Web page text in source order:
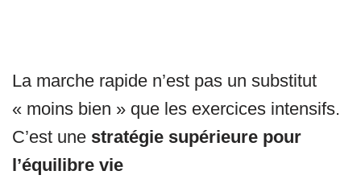
La marche rapide n’est pas un substitut
« moins bien » que les exercices intensifs.
C’est une stratégie supérieure pour
l’équilibre vie